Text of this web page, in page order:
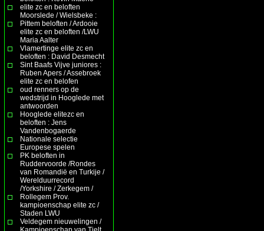
elite zc en beloften
Moorslede / Wielsbeke :
Pittem beloften / Ardooie
elite zc en beloften /LWU
Maria Aalter
Vlamertinge elite zc en
beloften : David Desmecht
Sint Baafs Vijve juniores :
Ruben Apers / Assebroek
elite zc en belofen
oud renners op de
wedstrijd in Hooglede met
antwoorden
Hooglede elitezc en
beloften : Jens
Vandenbogaerde
Nationale selectie
Europese spelen
PK beloften in
Ruddervoorde /Rondes
van Romandië en Turkije /
Werelduurrecord
/Yorkshire / Zerkegem /
Rollegem Prov.
kampioenschap elite zc /
Staden LWU
Veldegem nieuwelingen /